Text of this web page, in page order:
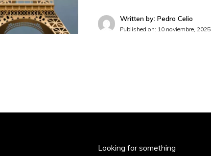
Written by: Pedro Celio
Published on: 10 noviembre, 2025
Looking for something